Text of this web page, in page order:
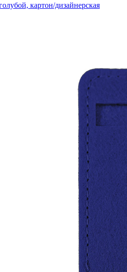
картон/дизайнерская